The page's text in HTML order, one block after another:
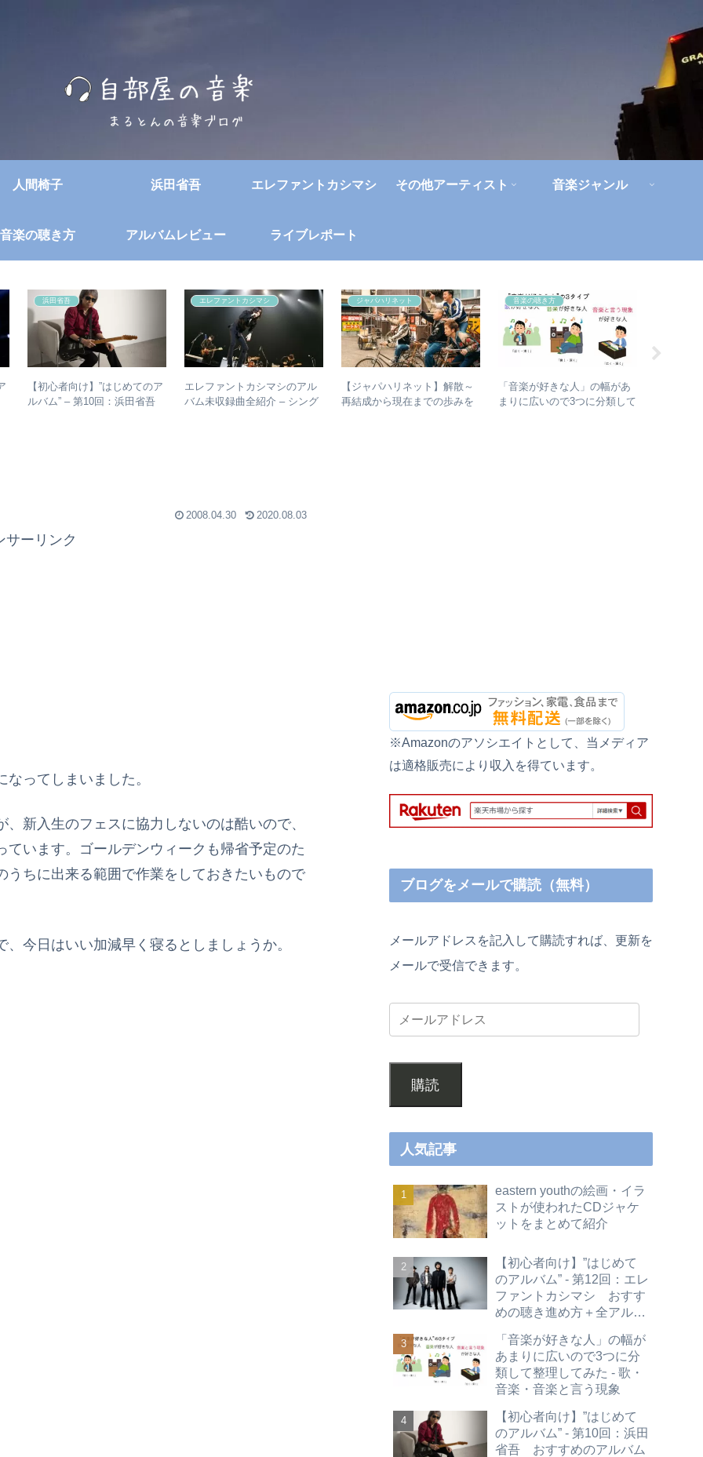
人間椅子 浜田省吾 エレファントカシマシ その他アーティスト 音楽ジャンル
音楽の聴き方 アルバムレビュー ライブレポート
浜田省吾
【初心者向け】”はじめてのア
ルバム” – 第10回：浜田省吾
エレファントカシマシ
エレファントカシマシのアル
バム未収録曲全紹介 – シング
ジャパハリネット
【ジャパハリネット】解散～
再結成から現在までの歩みを
音楽の聴き方
「音楽が好きな人」の幅があ
まりに広いので3つに分類して
2008.04.30 2020.08.03
サーリンク
ってしまいました。
新入生のフェスに協力しないのは酷いので、
います。ゴールデンウィークも帰省予定のた
ちに出来る範囲で作業をしておきたいもので
今日はいい加減早く寝るとしましょうか。
※Amazonのアソシエイトとして、当メディア
は適格販売により収入を得ています。
ブログをメールで購読（無料）
メールアドレスを記入して購読すれば、更新を
メールで受信できます。
購読
人気記事
eastern youthの絵画・イラ
ストが使われたCDジャケ
ットをまとめて紹介
【初心者向け】”はじめて
のアルバム” - 第12回：エレ
ファントカシマシ おすす
めの聴き進め方＋全アルバ
「音楽が好きな人」の幅が
あまりに広いので3つに分
類して整理してみた - 歌・
音楽・音楽と言う現象
【初心者向け】”はじめて
のアルバム” - 第10回：浜田
省吾 おすすめのアルバム